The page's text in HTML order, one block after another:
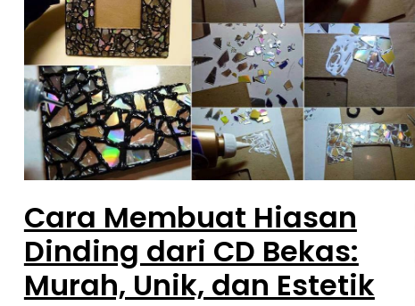
Cara Membuat Hiasan
Dinding dari CD Bekas:
Murah, Unik, dan Estetik